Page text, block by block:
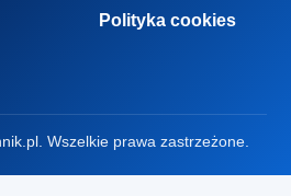
Polityka cookies
Wszelkie prawa zastrzeżone.